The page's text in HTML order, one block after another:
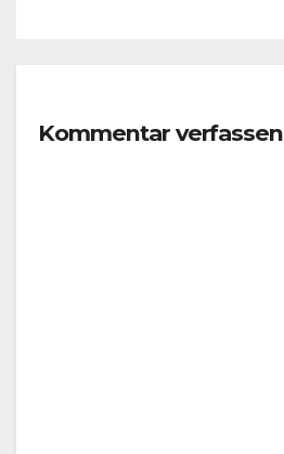
Kommentar verfassen